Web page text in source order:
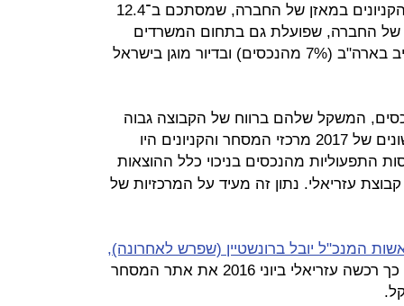
אלף מ"ר, עלולה להיפגע קשות. שווי הקניונים במאזן של החברה, שמסתכם ב־12.4
42% מהנכסים של החברה, שפועלת גם בתחום המשרדים
בישראל (31% מהנכסים), בנדל"ן מניב בארה"ב (7% מהנכסים) ובדיור מוגן בישראל
42% משווי הנכסים, המשקל שלהם ברווח של הקבוצה גבוה
משמעותית. בתשעת החודשים הראשונים של 2017 מרכזי המסחר והקניונים היו
התפעוליות מהנכסים בניכוי כלל ההוצאות
עזריאלי. נתון זה מעיד על המרכזיות של
המנכ"ל יובל ברונשטיין (שפרש לאחרונה),
להקטנת התלות שלה בקניונים. לשם כך רכשה עזריאלי ביוני 2016 את אתר המסחר